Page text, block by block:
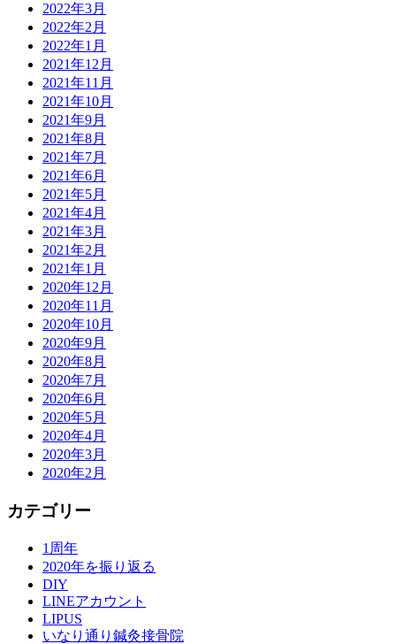
2022年3月
2022年2月
2022年1月
2021年12月
2021年11月
2021年10月
2021年9月
2021年8月
2021年7月
2021年6月
2021年5月
2021年4月
2021年3月
2021年2月
2021年1月
2020年12月
2020年11月
2020年10月
2020年9月
2020年8月
2020年7月
2020年6月
2020年5月
2020年4月
2020年3月
2020年2月
カテゴリー
1周年
2020年を振り返る
DIY
LINEアカウント
LIPUS
いなり通り鍼灸接骨院